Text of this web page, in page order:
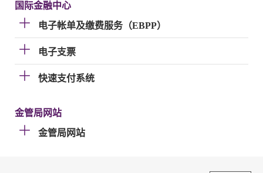
国际金融中心
电子帐单及缴费服务（EBPP）
电子支票
快速支付系统
金管局网站
金管局网站